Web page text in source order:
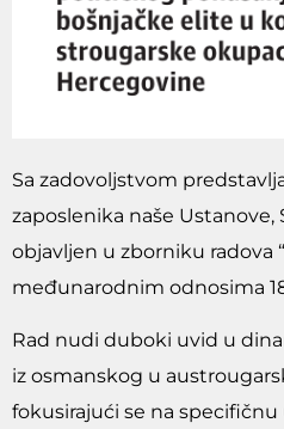
Sa zadovoljstvom
zaposlenika naše
objavljen u zborniku radova
međunarodnim odnosima
Rad nudi duboki uvid u
iz osmanskog u
fokusirajući se na